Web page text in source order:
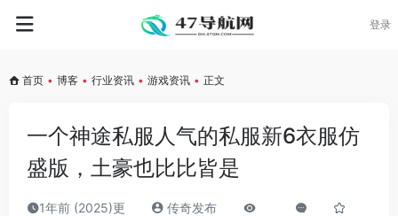
登录
首页 • 博客 • 行业资讯 • 游戏资讯 • 正文
一个神途私服人气的私服新6衣服仿
盛版，土豪也比比皆是
1年前 (2025)更
传奇发布